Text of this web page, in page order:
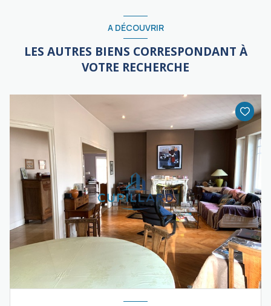
A DÉCOUVRIR
LES AUTRES BIENS CORRESPONDANT À
VOTRE RECHERCHE